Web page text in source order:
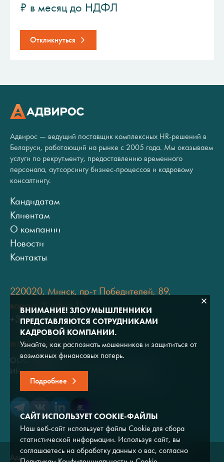
₽ в месяц до НДФЛ
Откликнуться
Адвирос — ведущий поставщик комплексных HR-решений в
Беларуси, работающий на рынке с 2005 года. Мы оказываем
услуги по рекрутменту, предоставлению временного
персонала, аутсорсингу бизнес-процессов и кадровому
консалтингу.
Кандидатам
Клиентам
О компании
Новости
Контакты
220020, Минск, пр-т Победителей, 89,
корпус 3, офис 11
+375 (17) 334 80 07
minsk@adviros.by
ООО "Адвирос"
ИНН 7714572528 / ОГРН 1047796766380
Адвирос © 2026
ВНИМАНИЕ! ЗЛОУМЫШЛЕННИКИ
ПРЕДСТАВЛЯЮТСЯ СОТРУДНИКАМИ
КАДРОВОЙ КОМПАНИИ.
Узнайте, как распознать мошенников и защититься от
возможных финансовых потерь.
Подробнее
САЙТ ИСПОЛЬЗУЕТ COOKIE-ФАЙЛЫ
Наш веб-сайт использует файлы Cookie для сбора
статистической информации. Используя сайт, вы
соглашаетесь на обработку данных о вас, согласно